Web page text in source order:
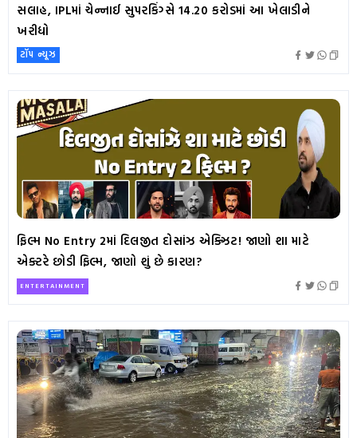
સલાહ, IPLમાં ચેન્નાઈ સુપરકિંગ્સે 14.20 કરોડમાં આ ખેલાડીને
ખરીદ્યો
ટૉપ ન્યૂઝ
ફિલ્મ No Entry 2માં દિલજીત દોસાંઝ એક્ઝિટ! જાણો શા માટે
એક્ટરે છોડી ફિલ્મ, જાણો શું છે કારણ?
ENTERTAINMENT